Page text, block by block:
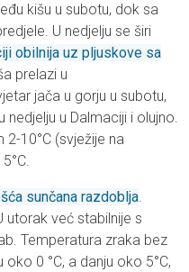
kišu u subotu, dok sa
U nedjelju se širi
obilnija uz pljuskove sa
prelazi u
jača u gorju u subotu,
nedjelju u Dalmaciji i olujno.
10°C (svježije na
sunčana razdoblja.
utorak već stabilnije s
Temperatura zraka bez
0 °C, a danju oko 5°C,